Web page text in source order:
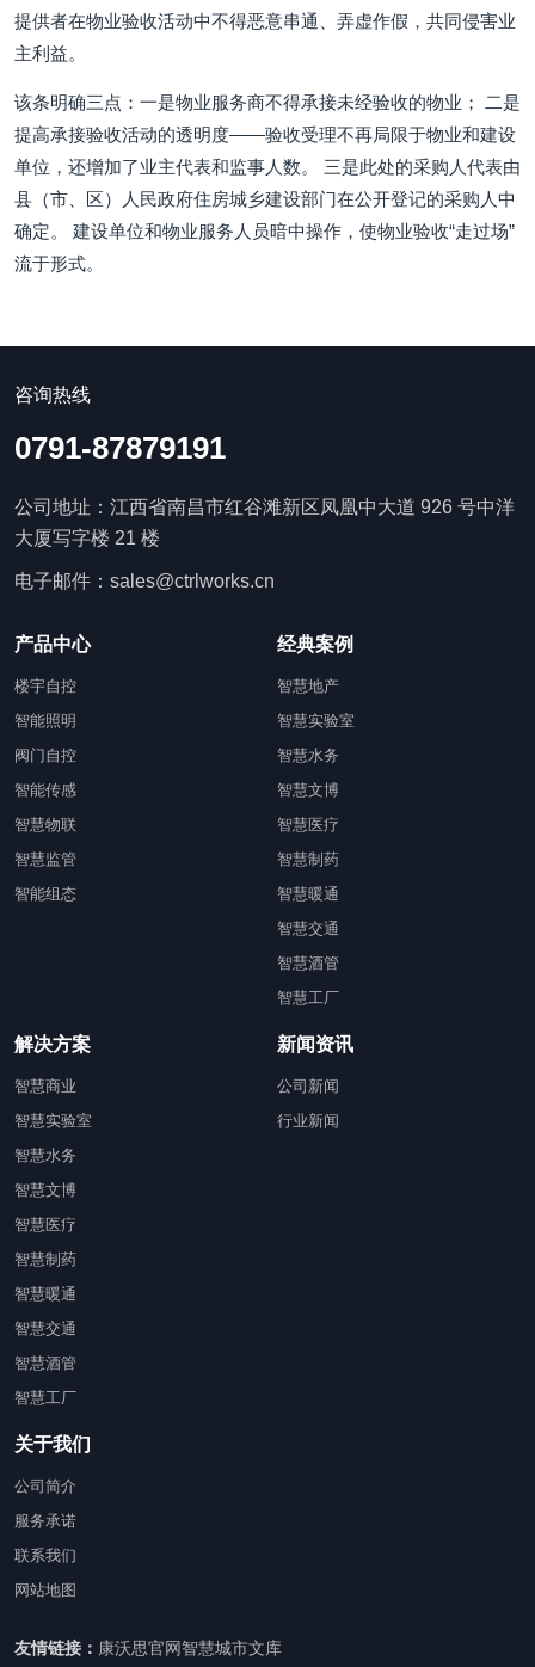
提供者在物业验收活动中不得恶意串通、弄虚作假，共同侵害业
主利益。
该条明确三点：一是物业服务商不得承接未经验收的物业； 二是
提高承接验收活动的透明度——验收受理不再局限于物业和建设
单位，还增加了业主代表和监事人数。 三是此处的采购人代表由
县（市、区）人民政府住房城乡建设部门在公开登记的采购人中
确定。 建设单位和物业服务人员暗中操作，使物业验收“走过场”
流于形式。
咨询热线
0791-87879191
公司地址：江西省南昌市红谷滩新区凤凰中大道 926 号中洋
大厦写字楼 21 楼
电子邮件：sales@ctrlworks.cn
产品中心
楼宇自控
智能照明
阀门自控
智能传感
智慧物联
智慧监管
智能组态
经典案例
智慧地产
智慧实验室
智慧水务
智慧文博
智慧医疗
智慧制药
智慧暖通
智慧交通
智慧酒管
智慧工厂
解决方案
智慧商业
智慧实验室
智慧水务
智慧文博
智慧医疗
智慧制药
智慧暖通
智慧交通
智慧酒管
智慧工厂
新闻资讯
公司新闻
行业新闻
关于我们
公司简介
服务承诺
联系我们
网站地图
友情链接： 康沃思官网智慧城市文库